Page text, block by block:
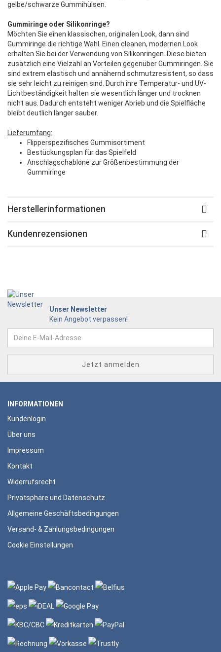
gelbe/schwarze Gummihülsen.
Gummiringe oder Silikonringe?
Möchten Sie einen klassischen, originalen Look, dann sind
Gummiringe die richtige Wahl. Einen cleanen, modernen Look
erhalten Sie bei der Verwendung von Silikonringen. Diese bieten
zusätzlich eine Vielzahl an Vorteilen gegenüber Gummiringen. Sie
sind extrem elastisch und annähernd schmutzresistent, so dass
sie sehr leicht zu reinigen sind. Durch ihre Temperatur- und UV-
Lichtbeständigkeit halten sie wesentlich länger und trocknen
nicht aus. Dadurch entsteht weniger Abrieb und die Spielfläche
bleibt deutlich länger sauber.
Lieferumfang:
Flipperspezifisches Gummisortiment
Bestückungsplan für das Spielfeld
Anschlagschablone zur Größenbestimmung der
Gummiringe
Herstellerinformationen
Kundenrezensionen
Unser Newsletter
Kein Angebot verpassen!
INFORMATIONEN
Kundenlogin
Über uns
Impressum
Kontakt
Widerrufsrecht
Privatsphäre und Datenschutz
Allgemeine Geschäftsbedingungen
Versand- & Zahlungsbedingungen
Cookie Einstellungen